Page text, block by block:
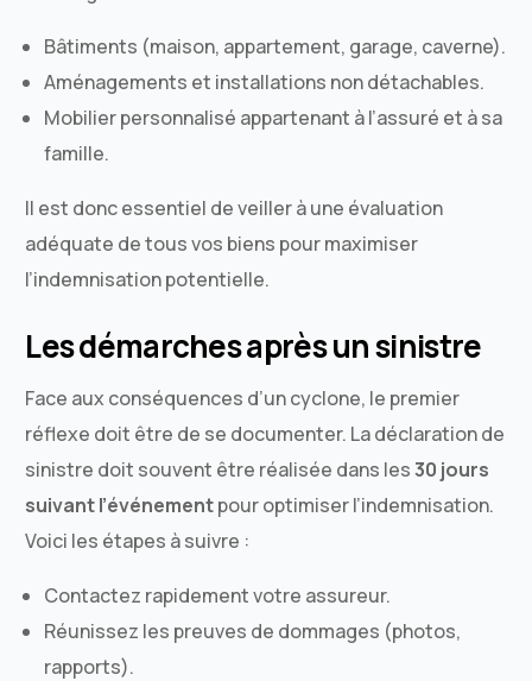
Bâtiments (maison, appartement, garage, caverne).
Aménagements et installations non détachables.
Mobilier personnalisé appartenant à l’assuré et à sa
famille.
Il est donc essentiel de veiller à une évaluation
adéquate de tous vos biens pour maximiser
l’indemnisation potentielle.
Les démarches après un sinistre
Face aux conséquences d’un cyclone, le premier
réflexe doit être de se documenter. La déclaration de
sinistre doit souvent être réalisée dans les30 jours
suivant l’événementpour optimiser l’indemnisation.
Voici les étapes à suivre :
Contactez rapidement votre assureur.
Réunissez les preuves de dommages (photos,
rapports).